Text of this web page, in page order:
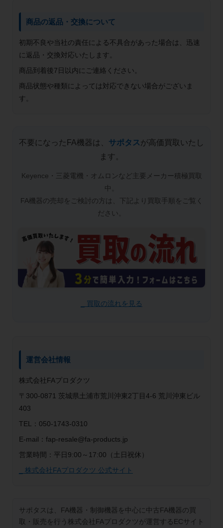
商品の返品・交換について
初期不良や当社の責任による不具合があった場合は、迅速
に返品・交換対応いたします。
商品到着後7日以内にご連絡ください。
商品状態や種類によっては対応できない場合がございま
す。
不要になったFA機器は、 サポタスが高価買取いたし
ます。
Keyence・三菱電機・オムロンなど主要メーカー積極買取
中。
FA機器の売却をご検討の方は、下記より買取手順をご覧く
ださい。
_ 買取の流れを見る
運営会社情報
株式会社FAプロダクツ
〒300-0871 茨城県土浦市荒川沖東2丁目4-6 荒川沖東ビル
403
TEL：050-1743-0310
E-mail：fap-resale@fa-products.jp
営業時間：平日9:00～17:00（土日祝休）
_ 株式会社FAプロダクツ 公式サイト
サポタスは、FA機器・制御機器を中心に中古FA機器の買
取・販売を行う株式会社FAプロダクツが運営するECサイト